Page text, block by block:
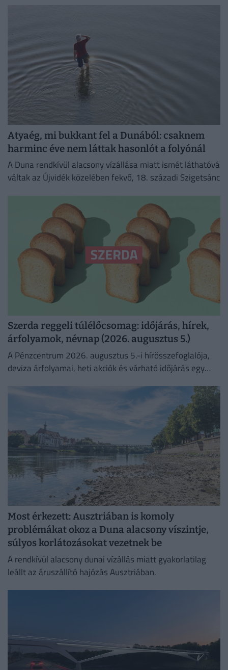
Atyaég, mi bukkant fel a Dunából: csaknem
harminc éve nem láttak hasonlót a folyónál
A Duna rendkívül alacsony vízállása miatt ismét láthatóvá
váltak az Újvidék közelében fekvő, 18. századi Szigetsánc
Szerda reggeli túlélőcsomag: időjárás, hírek,
árfolyamok, névnap (2026. augusztus 5.)
A Pénzcentrum 2026. augusztus 5.-i hírösszefoglalója,
deviza árfolyamai, heti akciók és várható időjárás egy
Most érkezett: Ausztriában is komoly
problémákat okoz a Duna alacsony víszintje,
súlyos korlátozásokat vezetnek be
A rendkívül alacsony dunai vízállás miatt gyakorlatilag
leállt az áruszállító hajózás Ausztriában.